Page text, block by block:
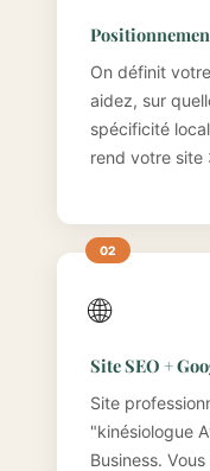
On définit
aidez, sur
spécificité
rend votre site
🌐
Site SEO +
Site
"kinésiologue
Business.